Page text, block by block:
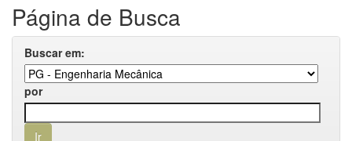
Página de Busca
Buscar em:
por